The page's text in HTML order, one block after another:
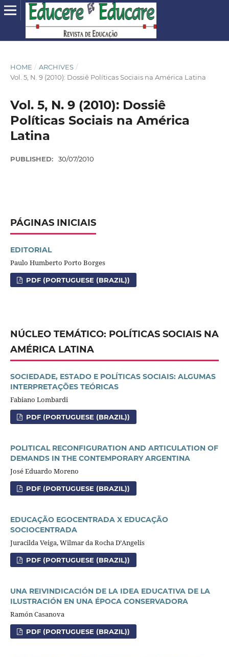
HOME / ARCHIVES /
Vol. 5, N. 9 (2010): Dossiê Políticas Sociais na América Latina
Vol. 5, N. 9 (2010): Dossiê
Políticas Sociais na América
Latina
PUBLISHED: 30/07/2010
PÁGINAS INICIAIS
EDITORIAL
Paulo Humberto Porto Borges
PDF (PORTUGUESE (BRAZIL))
NÚCLEO TEMÁTICO: POLÍTICAS SOCIAIS NA
AMÉRICA LATINA
SOCIEDADE, ESTADO E POLÍTICAS SOCIAIS: ALGUMAS
INTERPRETAÇÕES TEÓRICAS
Fabiano Lombardi
PDF (PORTUGUESE (BRAZIL))
POLITICAL RECONFIGURATION AND ARTICULATION OF
DEMANDS IN THE CONTEMPORARY ARGENTINA
José Eduardo Moreno
PDF (PORTUGUESE (BRAZIL))
EDUCAÇÃO EGOCENTRADA X EDUCAÇÃO
SOCIOCENTRADA
Juracilda Veiga, Wilmar da Rocha D’Angelis
PDF (PORTUGUESE (BRAZIL))
UNA REIVINDICACIÓN DE LA IDEA EDUCATIVA DE LA
ILUSTRACIÓN EN UNA ÉPOCA CONSERVADORA
Ramón Casanova
PDF (PORTUGUESE (BRAZIL))